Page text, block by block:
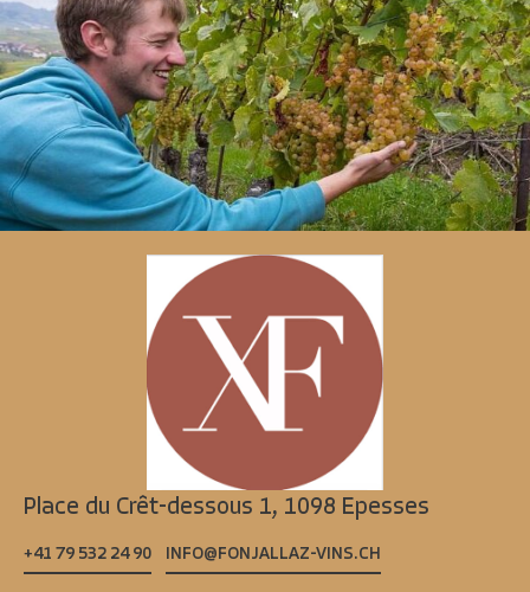
Place du Crêt-dessous 1, 1098 Epesses
+41 79 532 24 90 INFO@FONJALLAZ-VINS.CH